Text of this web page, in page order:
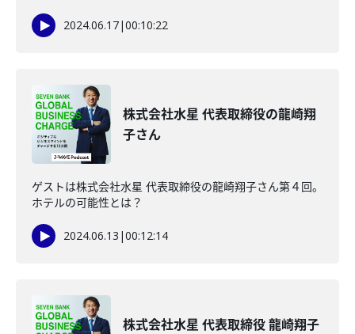
2024.06.17|00:10:22
株式会社水星 代表取締役の龍崎翔
子さん
ゲストは株式会社水星 代表取締役の龍崎翔子さん第４回。
ホテルの可能性とは？
2024.06.13 |00:12:14
株式会社水星 代表取締役 龍崎翔子